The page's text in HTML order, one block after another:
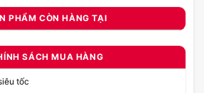
PHẨM CÒN HÀNG TẠI
SÁCH MUA HÀNG
tốc